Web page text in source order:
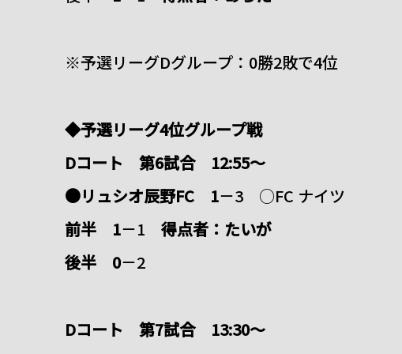
※予選リーグDグループ：0勝2敗で4位
◆予選リーグ4位グループ戦
Dコート 第6試合 12:55～
●リュシオ辰野FC 1－3 ○FC ナイツ
前半 1－1 得点者：たいが
後半 0－2
Dコート 第7試合 13:30～